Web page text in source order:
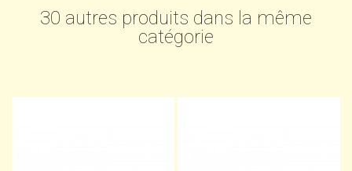
30 autres produits dans la même
catégorie